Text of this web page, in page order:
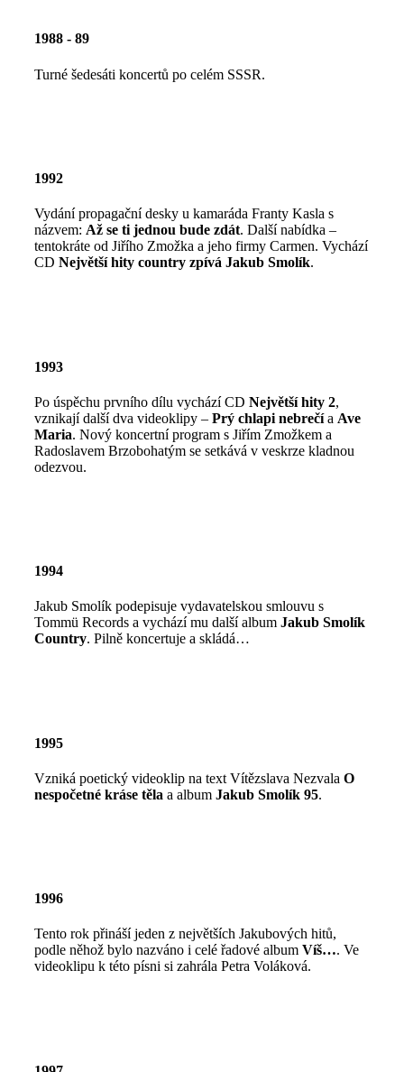
1988 - 89
Turné šedesáti koncertů po celém SSSR.
1992
Vydání propagační desky u kamaráda Franty Kasla s
názvem: Až se ti jednou bude zdát. Další nabídka –
tentokráte od Jiřího Zmožka a jeho firmy Carmen. Vychází
CD Největší hity country zpívá Jakub Smolík.
1993
Po úspěchu prvního dílu vychází CD Největší hity 2,
vznikají další dva videoklipy – Prý chlapi nebrečía Ave
Maria. Nový koncertní program s Jiřím Zmožkem a
Radoslavem Brzobohatým se setkává v veskrze kladnou
odezvou.
1994
Jakub Smolík podepisuje vydavatelskou smlouvu s
Tommü Records a vychází mu další album Jakub Smolík
Country. Pilně koncertuje a skládá…
1995
Vzniká poetický videoklip na text Vítězslava Nezvala O
nespočetné kráse těla a album Jakub Smolík 95.
1996
Tento rok přináší jeden z největších Jakubových hitů,
podle něhož bylo nazváno i celé řadové album Víš…. Ve
videoklipu k této písni si zahrála Petra Voláková.